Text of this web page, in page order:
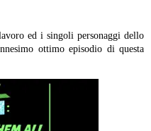
ed i singoli personaggi dello
ottimo episodio di questa